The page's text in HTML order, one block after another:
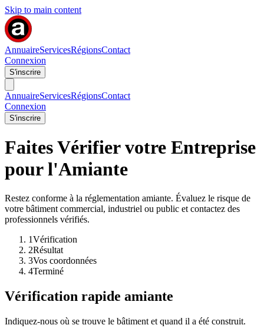
Skip to main content
AnnuaireServicesRégionsContact
Connexion
S'inscrire
AnnuaireServicesRégionsContact
Connexion
S'inscrire
Faites Vérifier votre Entreprise
pour l'Amiante
Restez conforme à la réglementation amiante. Évaluez le risque de
votre bâtiment commercial, industriel ou public et contactez des
professionnels vérifiés.
1Vérification
2Résultat
3Vos coordonnées
4Terminé
Vérification rapide amiante
Indiquez-nous où se trouve le bâtiment et quand il a été construit.